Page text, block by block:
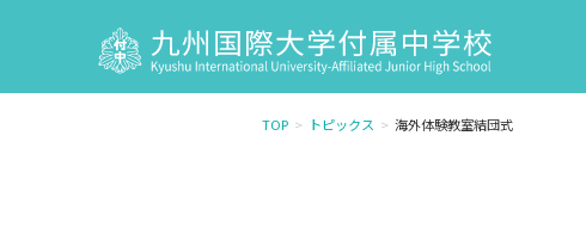
TOP トピックス 海外体験教室結団式